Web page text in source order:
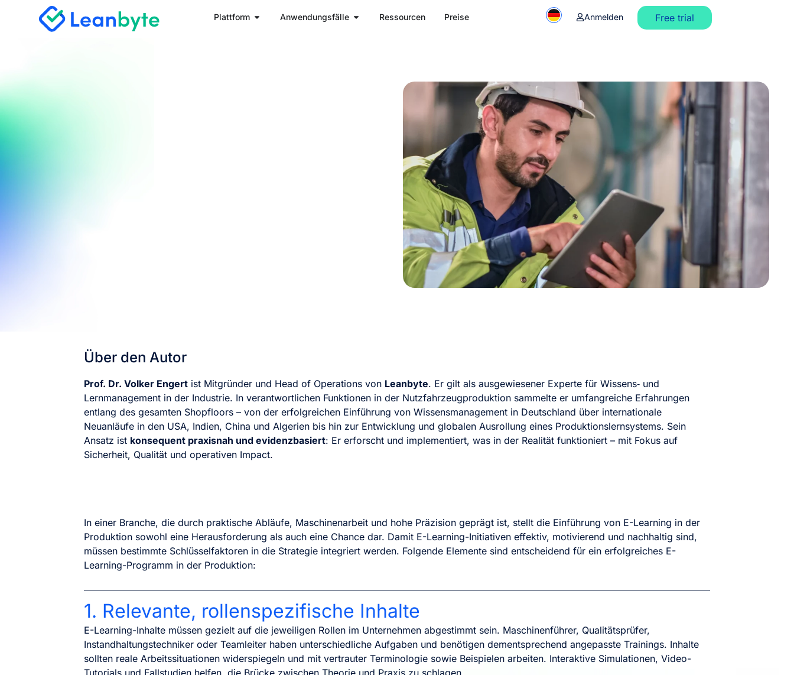
Plattform Anwendungsfälle Ressourcen Preise Anmelden Free trial
Über den Autor
Prof. Dr. Volker Engert ist Mitgründer und Head of Operations von Leanbyte. Er gilt als ausgewiesener Experte für Wissens‑ und
Lernmanagement in der Industrie. In verantwortlichen Funktionen in der Nutzfahrzeugproduktion sammelte er umfangreiche Erfahrungen
entlang des gesamten Shopfloors – von der erfolgreichen Einführung von Wissensmanagement in Deutschland über internationale
Neuanläufe in den USA, Indien, China und Algerien bis hin zur Entwicklung und globalen Ausrollung eines Produktionslernsystems. Sein
Ansatz ist konsequent praxisnah und evidenzbasiert: Er erforscht und implementiert, was in der Realität funktioniert – mit Fokus auf
Sicherheit, Qualität und operativen Impact.
In einer Branche, die durch praktische Abläufe, Maschinenarbeit und hohe Präzision geprägt ist, stellt die Einführung von E-Learning in der
Produktion sowohl eine Herausforderung als auch eine Chance dar. Damit E-Learning-Initiativen effektiv, motivierend und nachhaltig sind,
müssen bestimmte Schlüsselfaktoren in die Strategie integriert werden. Folgende Elemente sind entscheidend für ein erfolgreiches E-
Learning-Programm in der Produktion:
1. Relevante, rollenspezifische Inhalte
E-Learning-Inhalte müssen gezielt auf die jeweiligen Rollen im Unternehmen abgestimmt sein. Maschinenführer, Qualitätsprüfer,
Instandhaltungstechniker oder Teamleiter haben unterschiedliche Aufgaben und benötigen dementsprechend angepasste Trainings. Inhalte
sollten reale Arbeitssituationen widerspiegeln und mit vertrauter Terminologie sowie Beispielen arbeiten. Interaktive Simulationen, Video-
Tutorials und Fallstudien helfen, die Brücke zwischen Theorie und Praxis zu schlagen.